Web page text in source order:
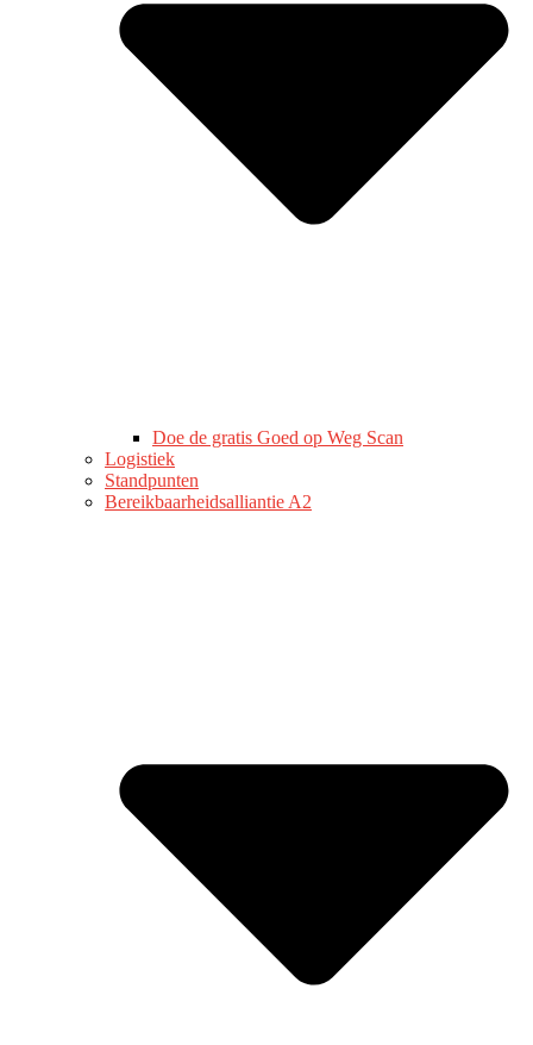
Doe de gratis Goed op Weg Scan
Logistiek
Standpunten
Bereikbaarheidsalliantie A2